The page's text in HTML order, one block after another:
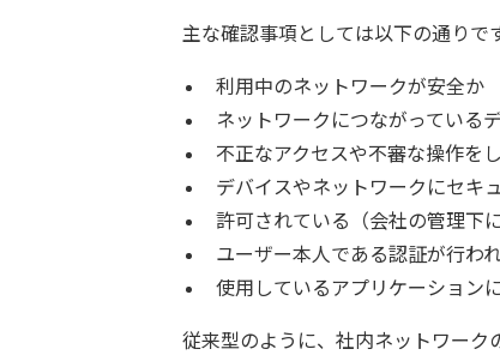
主な確認事項としては以下の通りです
利用中のネットワークが安全か
ネットワークにつながっている
不正なアクセスや不審な操作を
デバイスやネットワークにセキ
許可されている（会社の管理下
ユーザー本人である認証が行わ
使用しているアプリケーション
従来型のように、社内ネットワー